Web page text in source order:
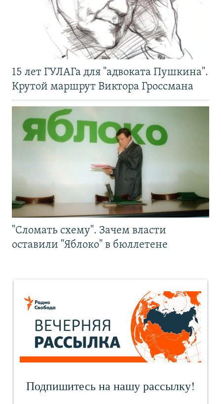
15 лет ГУЛАГа для "адвоката Пушкина".
Крутой маршрут Виктора Гроссмана
"Сломать схему". Зачем власти
оставили "Яблоко" в бюллетене